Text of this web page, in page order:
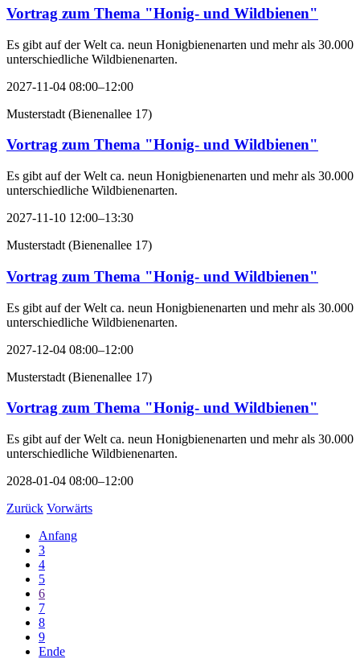
Vortrag zum Thema "Honig- und Wildbienen"
Es gibt auf der Welt ca. neun Honigbienenarten und mehr als 30.000
unterschiedliche Wildbienenarten.
2027-11-04 08:00–12:00
Musterstadt (Bienenallee 17)
Vortrag zum Thema "Honig- und Wildbienen"
Es gibt auf der Welt ca. neun Honigbienenarten und mehr als 30.000
unterschiedliche Wildbienenarten.
2027-11-10 12:00–13:30
Musterstadt (Bienenallee 17)
Vortrag zum Thema "Honig- und Wildbienen"
Es gibt auf der Welt ca. neun Honigbienenarten und mehr als 30.000
unterschiedliche Wildbienenarten.
2027-12-04 08:00–12:00
Musterstadt (Bienenallee 17)
Vortrag zum Thema "Honig- und Wildbienen"
Es gibt auf der Welt ca. neun Honigbienenarten und mehr als 30.000
unterschiedliche Wildbienenarten.
2028-01-04 08:00–12:00
Zurück Vorwärts
Anfang
3
4
5
6
7
8
9
Ende